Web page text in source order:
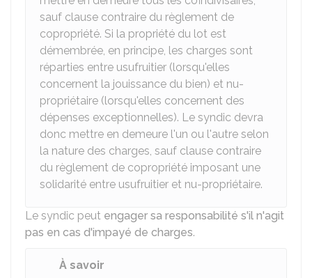
sauf clause contraire du règlement de
copropriété. Si la propriété du lot est
démembrée, en principe, les charges sont
réparties entre usufruitier (lorsqu'elles
concernent la jouissance du bien) et nu-
propriétaire (lorsqu'elles concernent des
dépenses exceptionnelles). Le syndic devra
donc mettre en demeure l'un ou l'autre selon
la nature des charges, sauf clause contraire
du règlement de copropriété imposant une
solidarité entre usufruitier et nu-propriétaire.
Le syndic peut engager sa responsabilité s'il n'agit
pas en cas d'impayé de charges.
À savoir